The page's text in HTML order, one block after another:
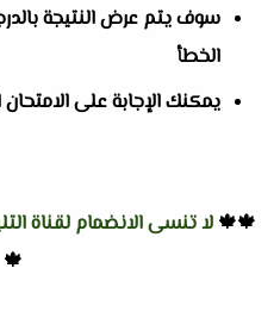
سوف يتم عرض النتيجة
الخطأ
يمكنك الإجابة على
🍁🍁 لا تنسى الانضمام لقناة
🍁